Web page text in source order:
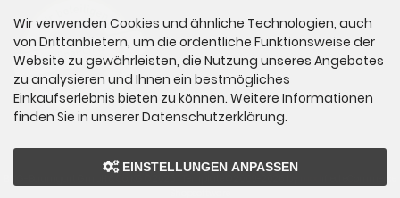
Wir verwenden Cookies und ähnliche Technologien, auch
von Drittanbietern, um die ordentliche Funktionsweise der
Website zu gewährleisten, die Nutzung unseres Angebotes
zu analysieren und Ihnen ein bestmögliches
Einkaufserlebnis bieten zu können. Weitere Informationen
finden Sie in unserer Datenschutzerklärung.
EINSTELLUNGEN ANPASSEN